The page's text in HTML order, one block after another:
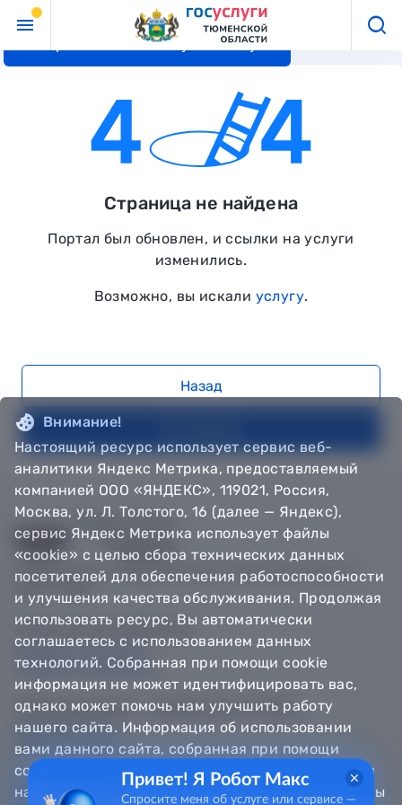
Перейти к основному контенту
Страница не найдена
Портал был обновлен, и ссылки на услуги
изменились.
Возможно, вы искали услугу.
Назад
© Департамент информатизации Тюменской области,
Техническая поддержка
Сообщить об ошибке
Направить обращение
Информационно - справочная служба
8 800 100-12-90
8 3452 56-63-30
Внимание!
Настоящий ресурс использует сервис веб-
аналитики Яндекс Метрика, предоставляемый
компанией ООО «ЯНДЕКС», 119021, Россия,
Москва, ул. Л. Толстого, 16 (далее — Яндекс),
сервис Яндекс Метрика использует файлы
«cookie» с целью сбора технических данных
посетителей для обеспечения работоспособности
и улучшения качества обслуживания. Продолжая
использовать ресурс, Вы автоматически
соглашаетесь с использованием данных
технологий. Собранная при помощи cookie
информация не может идентифицировать вас,
однако может помочь нам улучшить работу
нашего сайта. Информация об использовании
вами данного сайта, собранная при помощи
cookie, будет передаваться Яндексу и храниться
на сервере Яндекса в Российской Федерации. Вы
Привет! Я Робот Макс
Спросите меня об услуге или сервисе —